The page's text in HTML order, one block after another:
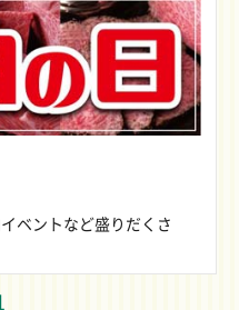
ベントなど盛りだくさ